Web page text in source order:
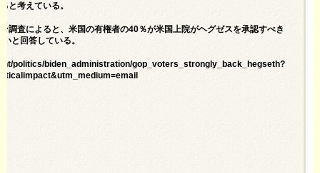
と考えている。
調査によると、米国の有権者の40％が米国上院がヘグゼスを承認すべき
と回答している。
politics/biden_administration/gop_voters_strongly_back_hegseth?